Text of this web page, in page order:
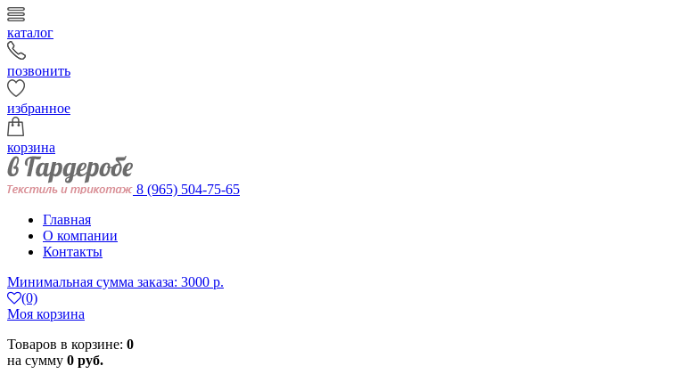
каталог
позвонить
избранное
корзина
8 (965) 504-75-65
Главная
О компании
Контакты
Минимальная сумма заказа: 3000 р.
(0)
Моя корзина
Товаров в корзине: 0
на сумму 0 руб.